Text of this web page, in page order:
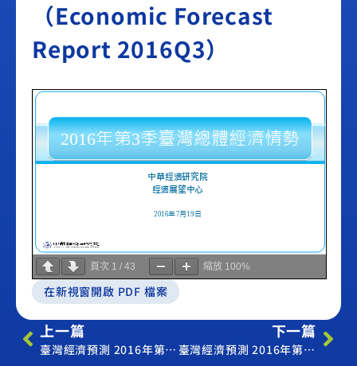
（Economic Forecast
Report 2016Q3）
頁次 1 / 43 縮放 100%
在新視窗開啟 PDF 檔案
上一篇
臺灣經濟預測 2016年第2季新聞稿（Economic Forecast Press Release 2016Q2）
下一篇
臺灣經濟預測 2016年第3季新聞稿（Economic Forecast Press Release 2016Q3）